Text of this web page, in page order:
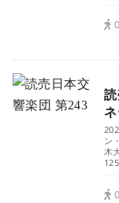
ン
木